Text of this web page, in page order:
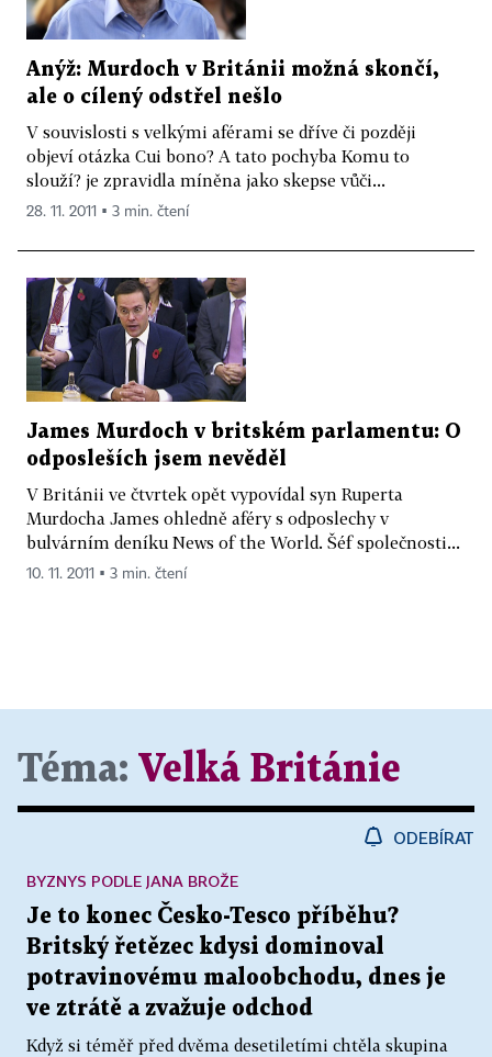
Anýž: Murdoch v Británii možná skončí,
ale o cílený odstřel nešlo
V souvislosti s velkými aférami se dříve či později
objeví otázka Cui bono? A tato pochyba Komu to
slouží? je zpravidla míněna jako skepse vůči...
28. 11. 2011 ▪ 3 min. čtení
James Murdoch v britském parlamentu: O
odposleších jsem nevěděl
V Británii ve čtvrtek opět vypovídal syn Ruperta
Murdocha James ohledně aféry s odposlechy v
bulvárním deníku News of the World. Šéf společnosti...
10. 11. 2011 ▪ 3 min. čtení
Téma: Velká Británie
ODEBÍRAT
Je to konec Česko-Tesco příběhu?
Britský řetězec kdysi dominoval
potravinovému maloobchodu, dnes je
ve ztrátě a zvažuje odchod
Když si téměř před dvěma desetiletími chtěla skupina
BYZNYS PODLE JANA BROŽE